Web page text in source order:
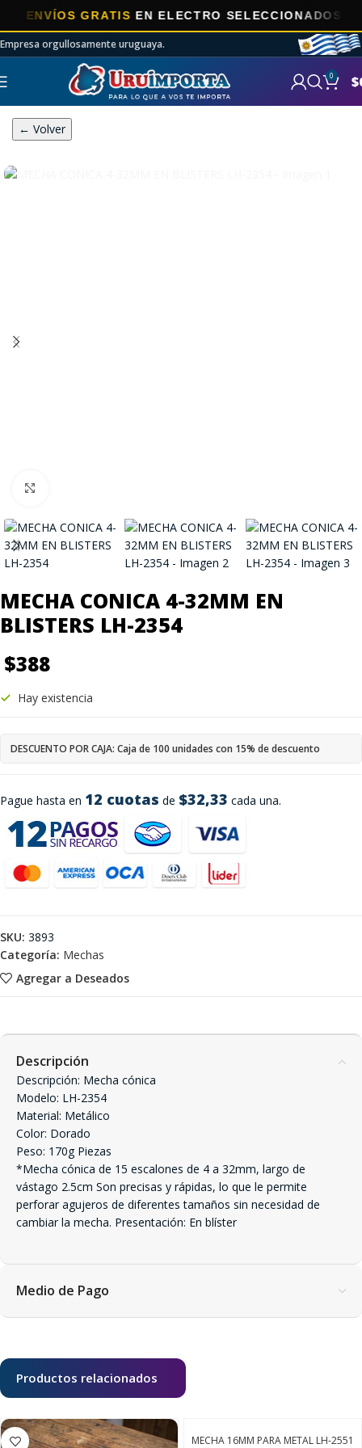
GRATISEN ELECTRO SELECCIONADOS!
Empresa orgullosamente uruguaya.
0 $
← Volver
MECHA CONICA 4-32MM EN
BLISTERS LH-2354
$388
Pague hasta en 12 cuotas de $32,33 cada una.
Hay existencia
DESCUENTO POR CAJA: Caja de 100 unidades con 15% de descuento
Agregar a Deseados
SKU: 3893
Categoría: Mechas
Descripción
Descripción: Mecha cónica
Modelo: LH-2354
Material: Metálico
Color: Dorado
Peso: 170g Piezas
*Mecha cónica de 15 escalones de 4 a 32mm, largo de
vástago 2.5cm Son precisas y rápidas, lo que le permite
perforar agujeros de diferentes tamaños sin necesidad de
cambiar la mecha. Presentación: En blíster
Medio de Pago
Productos relacionados
MECHA 16MM PARA METAL LH-2551